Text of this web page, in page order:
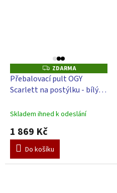
Z
D
A
R
M
ZDARMA
Přebalovací pult OGY
Scarlett na postýlku - bílý -
Galaxy - Modrá
Skladem ihned k odeslání
1 869 Kč
Do košíku